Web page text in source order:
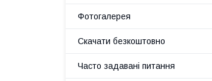
Фотогалерея
Скачати безкоштовно
Часто задавані питання